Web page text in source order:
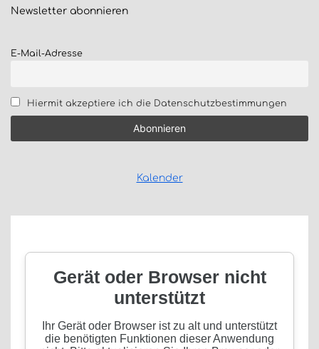
Newsletter abonnieren
E-Mail-Adresse
Hiermit akzeptiere ich die Datenschutzbestimmungen
Kalender